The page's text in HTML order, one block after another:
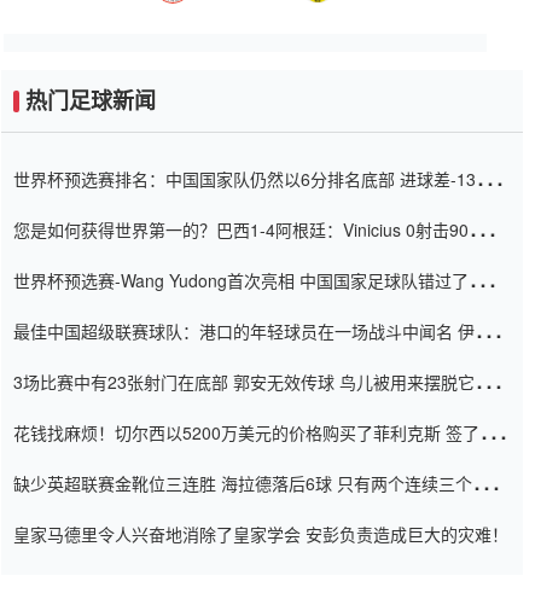
热门足球新闻
世界杯预选赛排名：中国国家队仍然以6分排名底部 进球差-13令人
您是如何获得世界第一的？巴西1-4阿根廷：Vinicius 0射击90分钟
世界杯预选赛-Wang Yudong首次亮相 中国国家足球队错过了世界
最佳中国超级联赛球队：港口的年轻球员在一场战斗中闻名 伊万放
3场比赛中有23张射门在底部 郭安无效传球 鸟儿被用来摆脱它
花钱找麻烦！切尔西以5200万美元的价格购买了菲利克斯 签了7年
缺少英超联赛金靴位三连胜 海拉德落后6球 只有两个连续三个连续
皇家马德里令人兴奋地消除了皇家学会 安彭负责造成巨大的灾难！